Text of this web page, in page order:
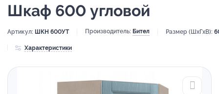
Шкаф 600 угловой
Артикул: ШКН 600УТ Производитель: Бител Размер (ШхГхВ):
Характеристики